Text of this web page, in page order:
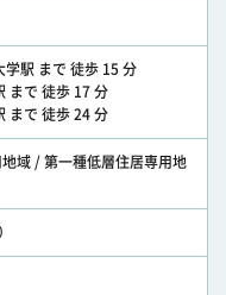
学駅 まで 徒歩 15 分
まで 徒歩 17 分
まで 徒歩 24 分
域 / 第一種低層住居専用地